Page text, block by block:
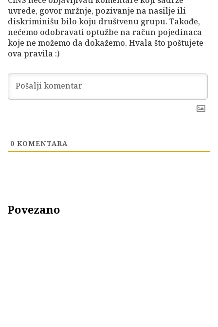
uvrede, govor mržnje, pozivanje na nasilje ili
diskriminišu bilo koju društvenu grupu. Takođe,
nećemo odobravati optužbe na račun pojedinaca
koje ne možemo da dokažemo. Hvala što poštujete
ova pravila :)
0 KOMENTARA
Povezano